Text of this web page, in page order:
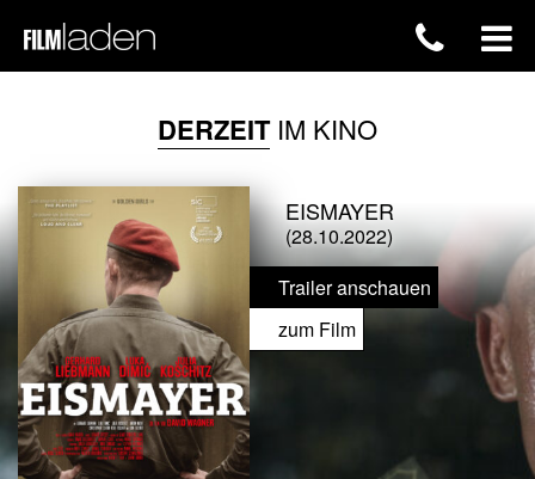
DERZEITIM KINO
EISMAYER
(28.10.2022)
Trailer anschauen
zum Film